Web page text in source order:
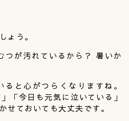
ょう。
つが汚れているから？ 暑いか
と心がつらくなりますね。
「今日も元気に泣いている」
せておいても大丈夫です。